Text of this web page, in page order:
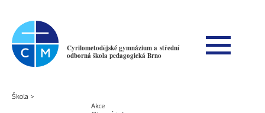
Cyrilometodějské gymnázium a střední
odborná škola pedagogická Brno
Škola
Akce